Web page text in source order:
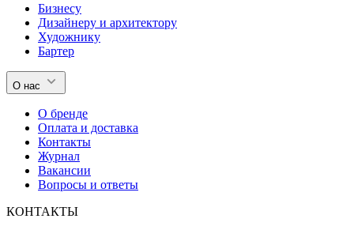
Бизнесу
Дизайнеру и архитектору
Художнику
Бартер
О нас
О бренде
Оплата и доставка
Контакты
Журнал
Вакансии
Вопросы и ответы
КОНТАКТЫ